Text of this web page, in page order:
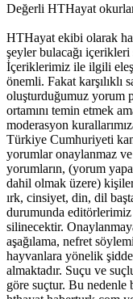
Değerli HTHayat
HTHayat ekibi olarak
şeyler bulacağı içerikleri
İçeriklerimiz ile ilgili
önemli. Fakat karşılıklı
oluşturduğumuz yorum
ortamını temin etmek
moderasyon
Türkiye Cumhuriyeti
yorumlar onaylanmaz ve
yorumların, (yorum
dahil olmak üzere)
ırk, cinsiyet, din, dil
durumunda
silinecektir.
aşağılama, nefret
hayvanlara yönelik
almaktadır. Suçu ve
göre suçtur. Bu nedenle